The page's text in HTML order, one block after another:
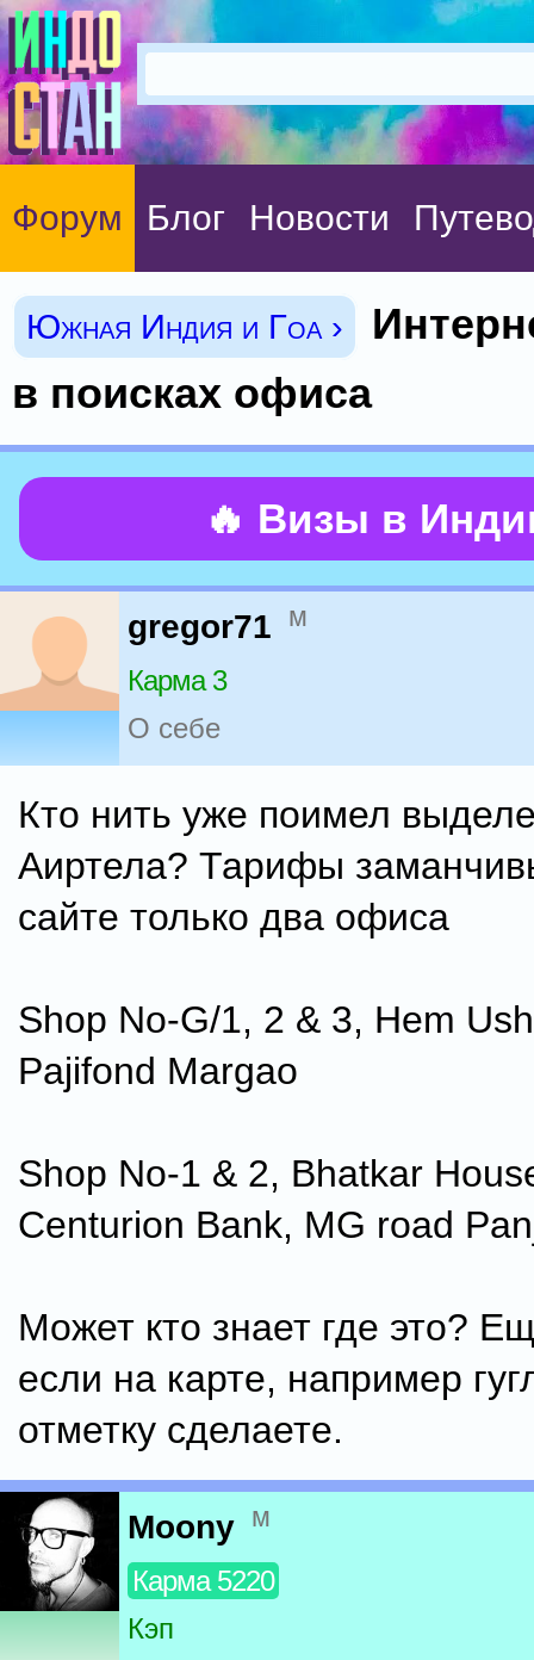
Форум Блог Новости
Южная Индия и Гоа ›
в поисках офиса
🔥 Визы в
gregor71 м
Карма 3
О себе
Кто нить уже поимел
Аиртела? Тарифы
сайте только два офиса
Shop No-G/1, 2 & 3, Hem
Pajifond Margao
Shop No-1 & 2, Bhatkar
Centurion Bank, MG road
Может кто знает где это?
если на карте, например
отметку сделаете.
Moony м
Карма 5220
Кэп